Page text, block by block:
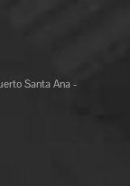
Santa Ana -